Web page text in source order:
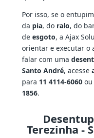
Por isso, se o
da pia, do ralo, do
de esgoto, a Ajax
orientar e executar o
falar com uma
Santo André, acesse
para 11 4114-6060ou
1856.
Terezinha -